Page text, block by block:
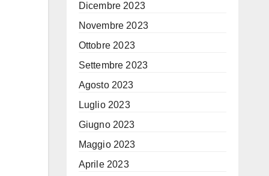
Dicembre 2023
Novembre 2023
Ottobre 2023
Settembre 2023
Agosto 2023
Luglio 2023
Giugno 2023
Maggio 2023
Aprile 2023